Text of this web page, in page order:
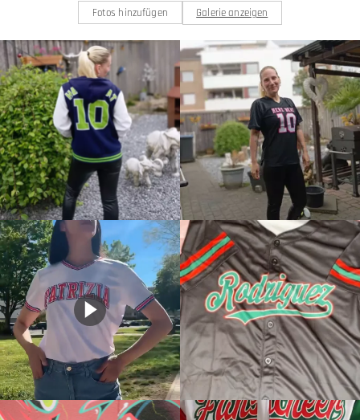
Fotos hinzufügen Galerie anzeigen